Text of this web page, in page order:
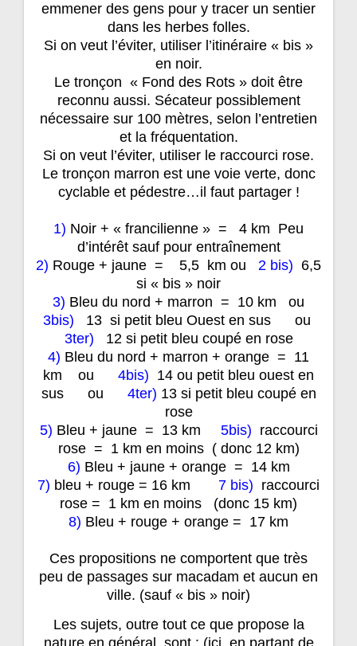
emmener des gens pour y tracer un sentier
dans les herbes folles.
Si on veut l’éviter, utiliser l’itinéraire « bis »
en noir.
Le tronçon « Fond des Rots » doit être
reconnu aussi. Sécateur possiblement
nécessaire sur 100 mètres, selon l’entretien
et la fréquentation.
Si on veut l’éviter, utiliser le raccourci rose.
Le tronçon marron est une voie verte, donc
cyclable et pédestre…il faut partager !
1) Noir + « francilienne » = 4 km Peu
d’intérêt sauf pour entraînement
2) Rouge + jaune = 5,5 km ou 2 bis) 6,5
si « bis » noir
3) Bleu du nord + marron = 10 km ou
3bis) 13 si petit bleu Ouest en sus ou
3ter)
12 si petit bleu coupé en rose
4) Bleu du nord + marron + orange = 11
km ou 4bis) 14 ou petit bleu ouest en
sus ou 4ter) 13 si petit bleu coupé en
rose
5) Bleu + jaune = 13 km 5bis) raccourci
rose = 1 km en moins ( donc 12 km)
6) Bleu + jaune + orange = 14 km
7) bleu + rouge = 16 km 7 bis) raccourci
rose = 1 km en moins (donc 15 km)
8) Bleu + rouge + orange = 17 km
Ces propositions ne comportent que très
peu de passages sur macadam et aucun en
ville. (sauf « bis » noir)
Les sujets, outre tout ce que propose la